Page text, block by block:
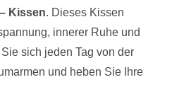
Kissen. Dieses Kissen
innerer Ruhe und
sich jeden Tag von der
und heben Sie Ihre